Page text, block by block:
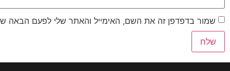
שמור בדפדפן זה את השם, האימייל והאתר שלי לפעם הבאה